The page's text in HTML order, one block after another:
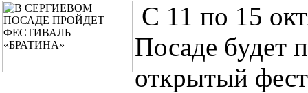
С 11 по 15
Посаде будет
открытый